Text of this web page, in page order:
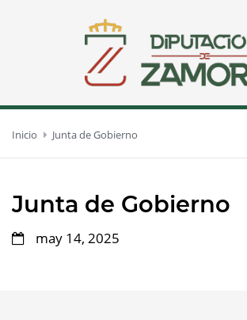
Inicio Junta de Gobierno
Junta de Gobierno
may 14, 2025